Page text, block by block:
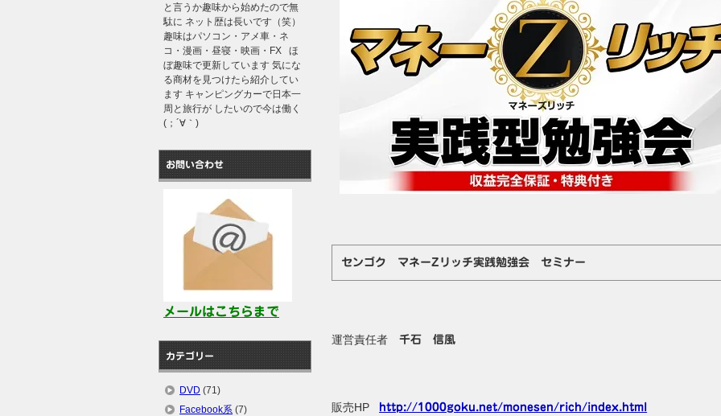
センゴク マネーZリッチ実践勉強会 セミナー
運営責任者千石 信風
販売HP http://1000goku.net/monesen/rich/index.html
と言うか趣味から始めたので無
駄に ネット歴は長いです（笑）
趣味はパソコン・アメ車・ネ
コ・漫画・昼寝・映画・FX ほ
ぼ趣味で更新しています 気にな
る商材を見つけたら紹介してい
ます キャンピングカーで日本一
周と旅行が したいので今は働く
(；´∀｀)
お問い合わせ
メールはこちらまで
カテゴリー
DVD (71)
Facebook系 (7)